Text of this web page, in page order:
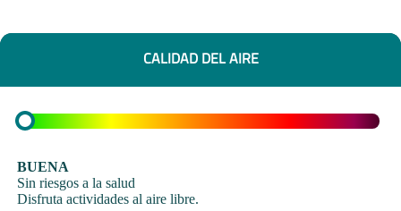
CALIDAD DEL AIRE
BUENA
Sin riesgos a la salud
Disfruta actividades al aire libre.